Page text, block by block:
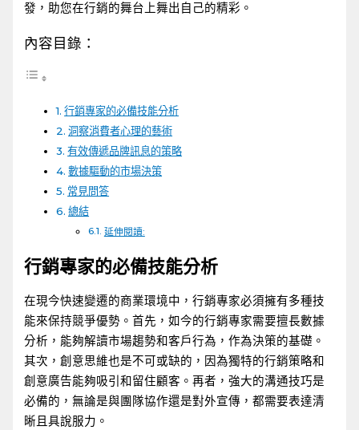
發，助您在行銷的舞台上舞出自己的精彩。
內容目錄：
行銷專家的必備技能分析
洞察消費者心理的藝術
有效傳遞品牌訊息的策略
數據驅動的市場決策
常見問答
總結
延伸閱讀:
行銷專家的必備技能分析
在現今快速變遷的商業環境中，行銷專家必須擁有多種技
能來保持競爭優勢。首先，如今的行銷專家需要擅長數據
分析，能夠解讀市場趨勢和客戶行為，作為決策的基礎。
其次，創意思維也是不可或缺的，因為獨特的行銷策略和
創意廣告能夠吸引和留住顧客。再者，強大的溝通技巧是
必備的，無論是與團隊協作還是對外宣傳，都需要表達清
晰且具說服力。